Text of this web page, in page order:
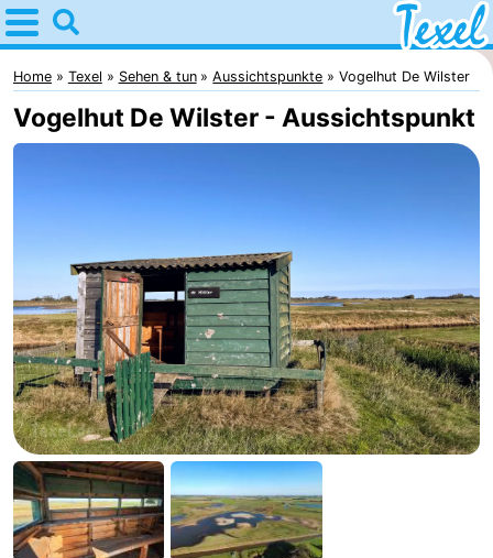
Home
Texel
Tipps
Den
Burg
-
Den
Hoorn
-
De
Cocksdorp
-
De
Koog
-
Oudeschild
-
Home Texel Sehen & tun Aussichtspunkte Vogelhut De Wilster
Vogelhut De Wilster - Aussichtspunkt